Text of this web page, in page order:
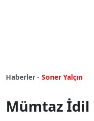
Haberler - Soner Yalçın
Mümtaz İdil